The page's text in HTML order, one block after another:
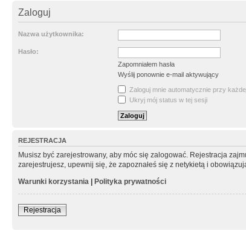
Zaloguj
Nazwa użytkownika:
Hasło:
Zapomniałem hasła
Wyślij ponownie e-mail aktywujący
Zaloguj mnie automatycznie przy
Ukryj mój status w tej sesji
REJESTRACJA
Musisz być zarejestrowany, aby móc się zalogować. Rejestracja
zarejestrujesz, upewnij się, że zapoznałeś się z netykietą i
Warunki korzystania | Polityka prywatności
Rejestracja